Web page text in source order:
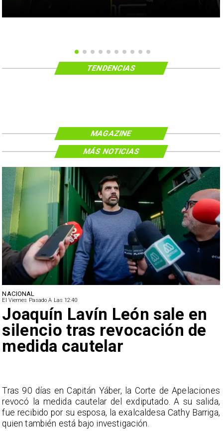
TENDENCIAS
MAGAZINE
NACIONAL
El Viernes Pasado A Las 12:40
Joaquín Lavín León sale en
silencio tras revocación de
medida cautelar
Tras 90 días en Capitán Yáber, la Corte de Apelaciones
revocó la medida cautelar del exdiputado. A su salida,
fue recibido por su esposa, la exalcaldesa Cathy Barriga,
quien también está bajo investigación.
MÁS NOTICIAS